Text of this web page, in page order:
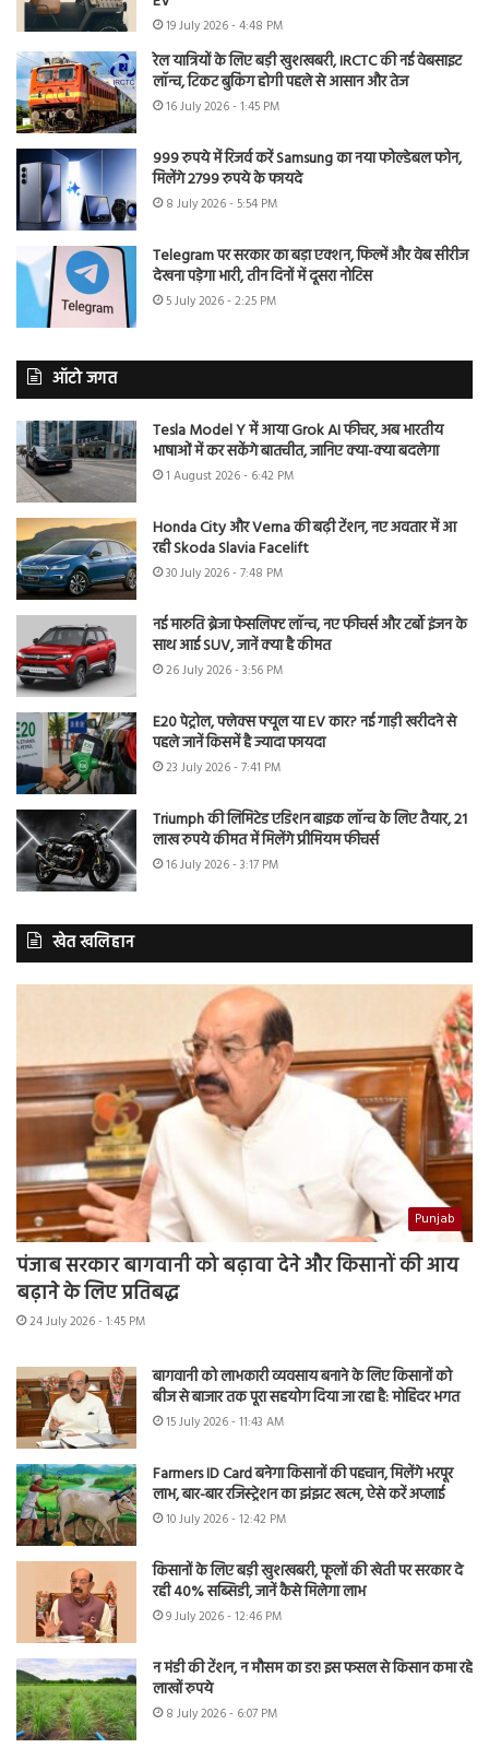
19 July 2026 - 4:48 PM
रेल यात्रियों के लिए बड़ी खुशखबरी, IRCTC की नई वेबसाइट
लॉन्च, टिकट बुकिंग होगी पहले से आसान और तेज
16 July 2026 - 1:45 PM
999 रुपये में रिजर्व करें Samsung का नया फोल्डेबल फोन,
मिलेंगे 2799 रुपये के फायदे
8 July 2026 - 5:54 PM
Telegram पर सरकार का बड़ा एक्शन, फिल्में और वेब सीरीज
देखना पड़ेगा भारी, तीन दिनों में दूसरा नोटिस
5 July 2026 - 2:25 PM
ऑटो जगत
Tesla Model Y में आया Grok AI फीचर, अब भारतीय
भाषाओं में कर सकेंगे बातचीत, जानिए क्या-क्या बदलेगा
1 August 2026 - 6:42 PM
Honda City और Verna की बढ़ी टेंशन, नए अवतार में आ
रही Skoda Slavia Facelift
30 July 2026 - 7:48 PM
नई मारुति ब्रेजा फेसलिफ्ट लॉन्च, नए फीचर्स और टर्बो इंजन के
साथ आई SUV, जानें क्या है कीमत
26 July 2026 - 3:56 PM
E20 पेट्रोल, फ्लेक्स फ्यूल या EV कार? नई गाड़ी खरीदने से
पहले जानें किसमें है ज्यादा फायदा
23 July 2026 - 7:41 PM
Triumph की लिमिटेड एडिशन बाइक लॉन्च के लिए तैयार, 21
लाख रुपये कीमत में मिलेंगे प्रीमियम फीचर्स
16 July 2026 - 3:17 PM
खेत खलिहान
Punjab
पंजाब सरकार बागवानी को बढ़ावा देने और किसानों की आय
बढ़ाने के लिए प्रतिबद्ध
24 July 2026 - 1:45 PM
बागवानी को लाभकारी व्यवसाय बनाने के लिए किसानों को
बीज से बाजार तक पूरा सहयोग दिया जा रहा है: मोहिंदर भगत
15 July 2026 - 11:43 AM
Farmers ID Card बनेगा किसानों की पहचान, मिलेंगे भरपूर
लाभ, बार-बार रजिस्ट्रेशन का झंझट खत्म, ऐसे करें अप्लाई
10 July 2026 - 12:42 PM
किसानों के लिए बड़ी खुशखबरी, फूलों की खेती पर सरकार दे
रही 40% सब्सिडी, जानें कैसे मिलेगा लाभ
9 July 2026 - 12:46 PM
न मंडी की टेंशन, न मौसम का डर! इस फसल से किसान कमा रहे
लाखों रुपये
8 July 2026 - 6:07 PM